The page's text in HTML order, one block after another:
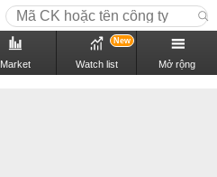
Market Watch list
New
Mở rộng